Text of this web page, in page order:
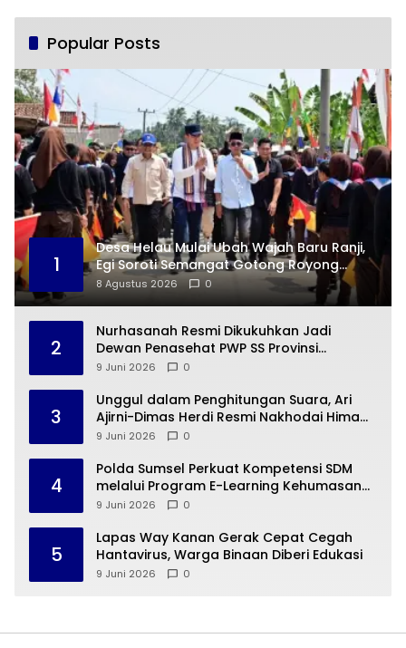
Popular Posts
1
Desa Helau Mulai Ubah Wajah Baru Ranji,
Egi Soroti Semangat Gotong Royong
Warga
8 Agustus 2026 0
2
Nurhasanah Resmi Dikukuhkan Jadi
Dewan Penasehat PWP SS Provinsi
Lampung
9 Juni 2026 0
3
Unggul dalam Penghitungan Suara, Ari
Ajirni-Dimas Herdi Resmi Nakhodai Hima
Elektro STTN Lampung
9 Juni 2026 0
4
Polda Sumsel Perkuat Kompetensi SDM
melalui Program E-Learning Kehumasan
Polri
9 Juni 2026 0
5
Lapas Way Kanan Gerak Cepat Cegah
Hantavirus, Warga Binaan Diberi Edukasi
9 Juni 2026 0